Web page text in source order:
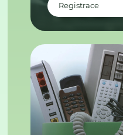
Registrace